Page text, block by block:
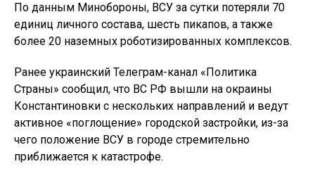
По данным Минобороны, ВСУ за сутки потеряли 70
единиц личного состава, шесть пикапов, а также
более 20 наземных роботизированных комплексов.
Ранее украинский Телеграм-канал «Политика
Страны» сообщил, что ВС РФ вышли на окраины
Константиновки с нескольких направлений и ведут
активное «поглощение» городской застройки, из-за
чего положение ВСУ в городе стремительно
приближается к катастрофе.